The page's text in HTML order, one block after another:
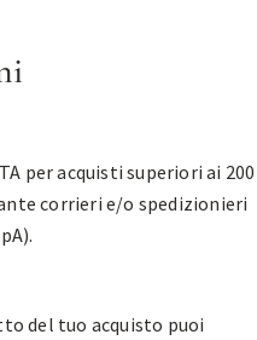
per acquisti superiori ai
corrieri e/o spedizionieri
del tuo acquisto puoi